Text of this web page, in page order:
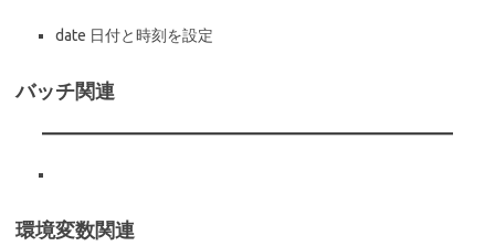
date 日付と時刻を設定
バッチ関連
環境変数関連